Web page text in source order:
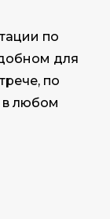
по
для
по
в любом